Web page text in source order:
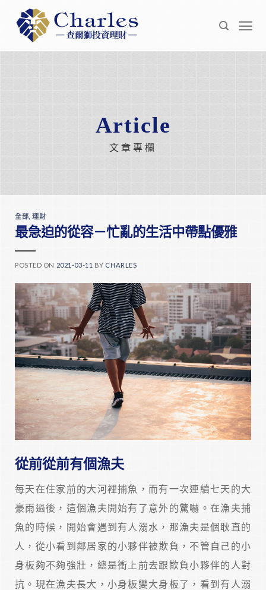
content
Article
文章專欄
全部 ,理財
最急迫的從容－忙亂的生活中帶點優雅
POSTED ON 2021-03-11 BY CHARLES
從前從前有個漁夫
每天在住家前的大河裡捕魚，而有一次連續七天的大
豪雨過後，這個漁夫開始有了意外的驚嚇。在漁夫捕
魚的時候，開始會遇到有人溺水，那漁夫是個耿直的
人，從小看到鄰居家的小夥伴被欺負，不管自己的小
身板夠不夠強壯，總是衝上前去跟欺負小夥伴的人對
抗。現在漁夫長大，小身板變大身板了，看到有人溺